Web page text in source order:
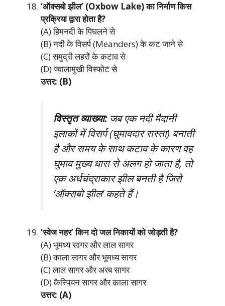
‘ऑक्सबो झील’ (Oxbow Lake) का निर्माण किस
प्रक्रिया द्वारा होता है?
(A) हिमनदी के पिघलने से
(B) नदी के विसर्प (Meanders) के कट जाने से
(C) समुद्री लहरों के कटाव से
(D) ज्वालामुखी विस्फोट से
उत्तर: (B)
विस्तृत व्याख्या:जब एक नदी मैदानी
इलाकों में विसर्प (घुमावदार रास्ता) बनाती
है और समय के साथ कटाव के कारण वह
घुमाव मुख्य धारा से अलग हो जाता है, तो
एक अर्धचंद्राकार झील बनती है जिसे
‘ऑक्सबो झील’ कहते हैं।
‘स्वेज नहर’ किन दो जल निकायों को जोड़ती है?
(A) भूमध्य सागर और लाल सागर
(B) काला सागर और भूमध्य सागर
(C) लाल सागर और अरब सागर
(D) कैस्पियन सागर और काला सागर
उत्तर: (A)